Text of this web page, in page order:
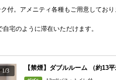
付。アメニティ各種もご用意しており
宅のように滞在いただけます。
1/3 【禁煙】ダブルルーム （約13平